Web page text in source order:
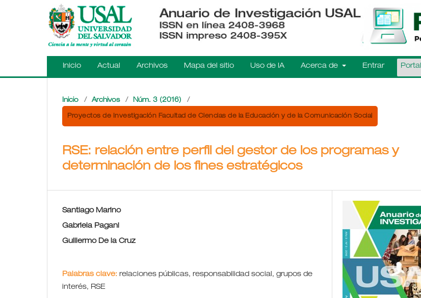
Inicio Actual Archivos Mapa del sitio Uso de IA Acerca de Entrar
Inicio / Archivos / Núm. 3 (2016) /
Proyectos de Investigación Facultad de Ciencias de la Educación y de la Comunicación Social
RSE: relación entre perfil del gestor de los programas y
determinación de los fines estratégicos
Santiago Marino
Gabriela Pagani
Guillermo De la Cruz
Palabras clave: relaciones públicas, responsabilidad social, grupos de
interés, RSE